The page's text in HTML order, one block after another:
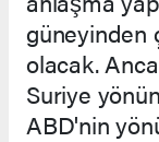
güneyinden
olacak.
Suriye
ABD'nin